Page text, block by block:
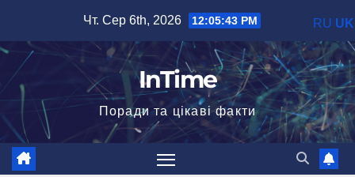
вмісту
Чт. Сер 6th, 2026 12:05:44 PM
InTime
Поради та цікаві факти
RU UK